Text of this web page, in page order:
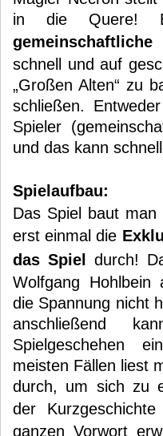
in die Quere!
gemeinschaftliche
schnell und auf
„Großen Alten“ zu
schließen.
Spieler
und das kann
Spielaufbau:
Das Spiel baut
erst einmal die
das Spiel
durch!
Wolfgang
die Spannung nicht
anschließend
Spielgeschehen
meisten Fällen liest
durch, um sich zu
der
ganzen Vorwort